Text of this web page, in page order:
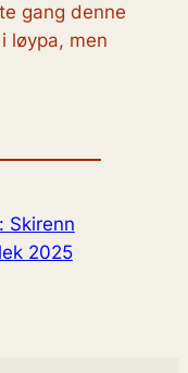
gang denne
løypa, men
Skirenn
2025